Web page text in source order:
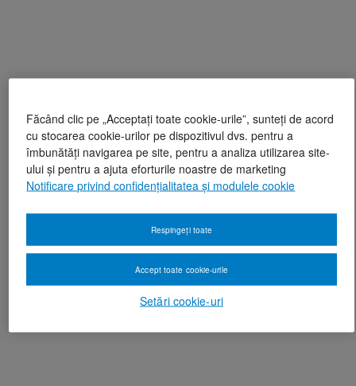
Făcând clic pe „Acceptați toate cookie-urile”, sunteți de acord
cu stocarea cookie-urilor pe dispozitivul dvs. pentru a
îmbunătăți navigarea pe site, pentru a analiza utilizarea site-
ului și pentru a ajuta eforturile noastre de marketing
Notificare privind confidențialitatea și modulele cookie
Setări cookie-uri
Respingeți toate
Accept toate cookie-urile